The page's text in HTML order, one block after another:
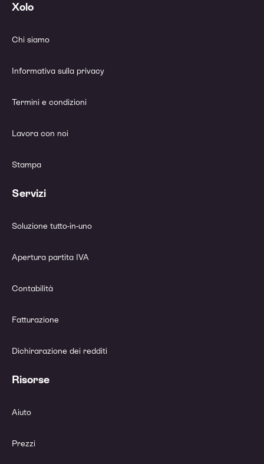
Xolo
Chi siamo
Informativa sulla privacy
Termini e condizioni
Lavora con noi
Stampa
Servizi
Soluzione tutto-in-uno
Apertura partita IVA
Contabilità
Fatturazione
Dichirarazione dei redditi
Risorse
Aiuto
Prezzi